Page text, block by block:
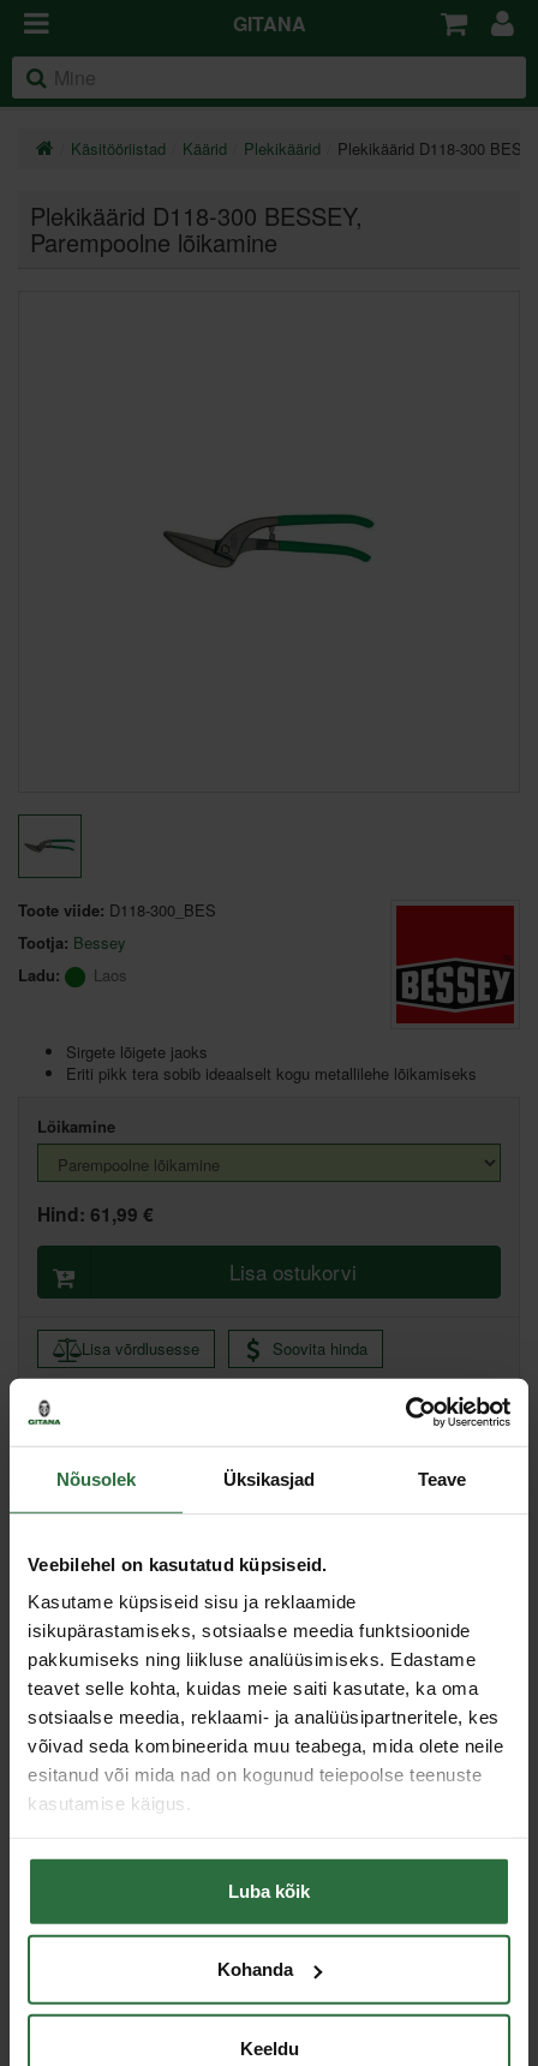
Nõusolek Üksikasjad Teave
Veebilehel on kasutatud küpsiseid.
Kasutame küpsiseid sisu ja reklaamide
isikupärastamiseks, sotsiaalse meedia funktsioonide
pakkumiseks ning liikluse analüüsimiseks. Edastame
teavet selle kohta, kuidas meie saiti kasutate, ka oma
sotsiaalse meedia, reklaami- ja analüüsipartneritele, kes
võivad seda kombineerida muu teabega, mida olete neile
esitanud või mida nad on kogunud teiepoolse teenuste
kasutamise käigus.
Luba kõik
Kohanda
Keeldu
GITANA
Käsitööriistad Käärid Plekikäärid Plekikäärid D118-300
Plekikäärid D118-300 BESSEY,
Parempoolne lõikamine
Toote viide: D118-300_BES
Tootja: Bessey
Ladu:
Laos
Sirgete lõigete jaoks
Eriti pikk tera sobib ideaalselt kogu metallilehe lõikamiseks
Lõikamine
Hind: 61,99 €
Lisa ostukorvi
Lisa võrdlusesse Soovita hinda
Tallinn laod, Artelli 19, Tallinn
Põhiladu, (eeldatav tarne, 2-4 tööpäeva)
Muud laod, (eeldatav tarne, 3-6 tööpäeva)
Spetsifikatsioon
Kaal
730 g
Pikkus
300 mm
Lõige
Sirge
Lõikamismaterjal
Teras
Metalli paksus (600 N/mm2)
Sarnased tooted
Toodete loendi laadimine ebaõnnestus.